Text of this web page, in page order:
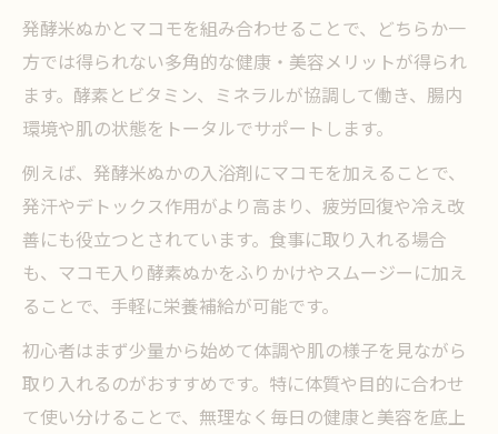
発酵米ぬかとマコモを組み合わせることで、どちらか一
方では得られない多角的な健康・美容メリットが得られ
ます。酵素とビタミン、ミネラルが協調して働き、腸内
環境や肌の状態をトータルでサポートします。
例えば、発酵米ぬかの入浴剤にマコモを加えることで、
発汗やデトックス作用がより高まり、疲労回復や冷え改
善にも役立つとされています。食事に取り入れる場合
も、マコモ入り酵素ぬかをふりかけやスムージーに加え
ることで、手軽に栄養補給が可能です。
初心者はまず少量から始めて体調や肌の様子を見ながら
取り入れるのがおすすめです。特に体質や目的に合わせ
て使い分けることで、無理なく毎日の健康と美容を底上